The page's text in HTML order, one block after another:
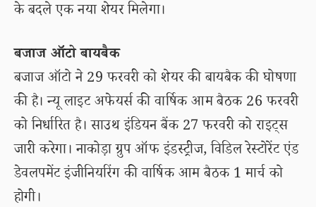
के बदले एक नया शेयर मिलेगा।
बजाज ऑटो बायबैक
बजाज ऑटो ने 29 फरवरी को शेयर की बायबैक की घोषणा
की है। न्यू लाइट अफेयर्स की वार्षिक आम बैठक 26 फरवरी
को निर्धारित है। साउथ इंडियन बैंक 27 फरवरी को राइट्स
जारी करेगा। नाकोड़ा ग्रुप ऑफ इंडस्ट्रीज, विडिल रेस्टोरेंट एंड
डेवलपमेंट इंजीनियरिंग की वार्षिक आम बैठक 1 मार्च को
होगी।